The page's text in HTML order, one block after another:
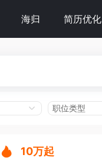
海归 简历优化
职位类型
10万起